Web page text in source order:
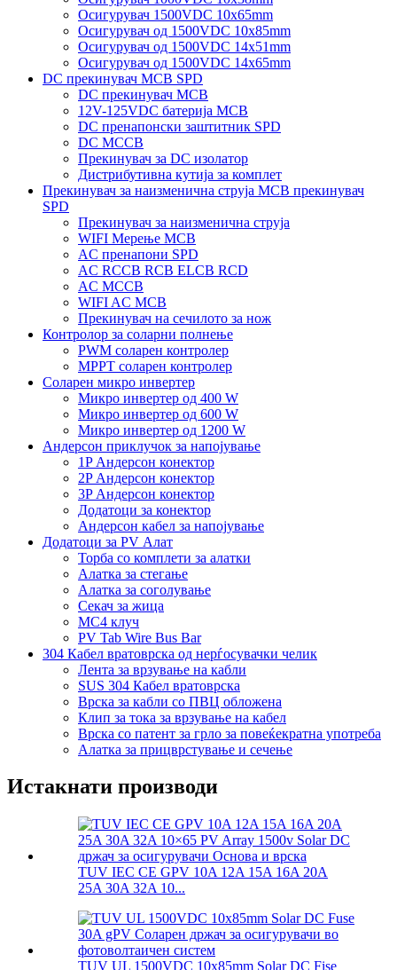
Осигурувач 1500VDC 10x65mm
Осигурувач од 1500VDC 10x85mm
Осигурувач од 1500VDC 14x51mm
Осигурувач од 1500VDC 14x65mm
DC прекинувач MCB SPD
DC прекинувач MCB
12V-125VDC батерија MCB
DC пренапонски заштитник SPD
DC MCCB
Прекинувач за DC изолатор
Дистрибутивна кутија за комплет
Прекинувач за наизменична струја MCB прекинувач
SPD
Прекинувач за наизменична струја
WIFI Мерење MCB
AC пренапони SPD
AC RCCB RCB ELCB RCD
AC MCCB
WIFI AC MCB
Прекинувач на сечилото за нож
Контролор за соларни полнење
PWM соларен контролер
MPPT соларен контролер
Соларен микро инвертер
Микро инвертер од 400 W
Микро инвертер од 600 W
Микро инвертер од 1200 W
Андерсон приклучок за напојување
1P Андерсон конектор
2P Андерсон конектор
3P Андерсон конектор
Додатоци за конектор
Андерсон кабел за напојување
Додатоци за PV Алат
Торба со комплети за алатки
Алатка за стегање
Алатка за соголување
Секач за жица
MC4 клуч
PV Tab Wire Bus Bar
304 Кабел вратоврска од нерѓосувачки челик
Лента за врзување на кабли
SUS 304 Кабел вратоврска
Врска за кабли со ПВЦ обложена
Клип за тока за врзување на кабел
Врска со патент за грло за повеќекратна употреба
Алатка за прицврстување и сечење
Истакнати производи
TUV IEC CE GPV 10A 12A 15A 16A 20A
25A 30A 32A 10...
TUV UL 1500VDC 10x85mm Solar DC Fise